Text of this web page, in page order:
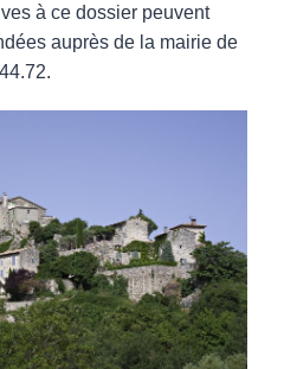
à ce dossier peuvent
auprès de la mairie de